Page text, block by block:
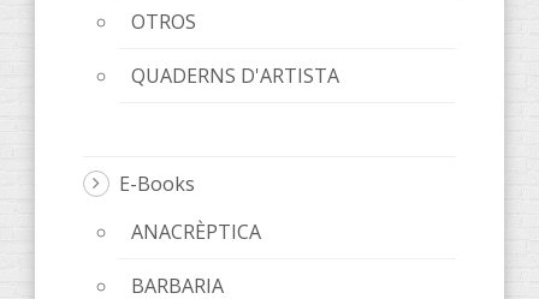
OTROS
QUADERNS D'ARTISTA
E-Books
ANACRÈPTICA
BARBARIA